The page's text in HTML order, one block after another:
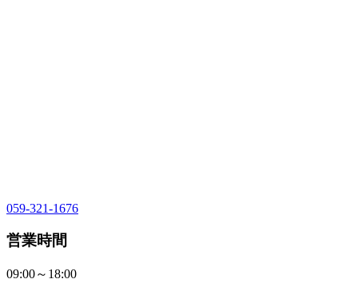
059-321-1676
営業時間
09:00～18:00